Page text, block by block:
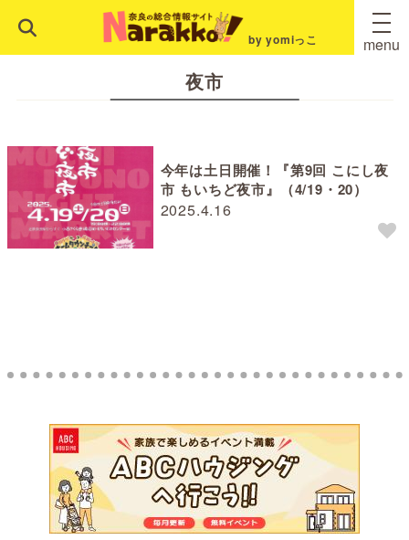
by yomiっこ menu
夜市
2025.4.16
今年は土日開催！『第9回 こにし夜
市 もいちど夜市』（4/19・20）